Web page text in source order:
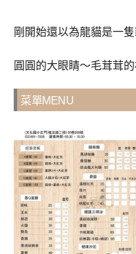
剛開始還以為龍貓是一
圓圓的大眼睛～毛茸茸
菜單MENU